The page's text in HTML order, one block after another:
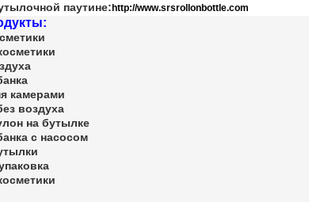
паутине: http://www.srsrollonbottle.com
камерами
воздуха
на бутылке
с насосом